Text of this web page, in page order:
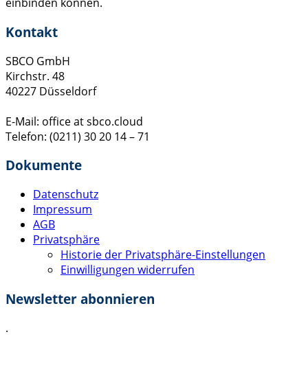
Kontakt
SBCO GmbH
Kirchstr. 48
40227 Düsseldorf
E-Mail: office at sbco.cloud
Telefon: (0211) 30 20 14 – 71
Dokumente
Datenschutz
Impressum
AGB
Privatsphäre
Historie der Privatsphäre-Einstellungen
Einwilligungen widerrufen
Newsletter abonnieren
.